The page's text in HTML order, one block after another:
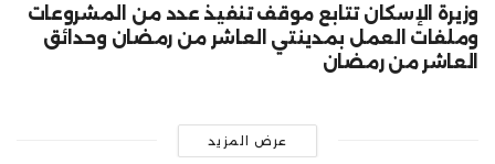
وزيرة الإسكان تتابع موقف تنفيذ عدد من المشروعات
وملفات العمل بمدينتي العاشر من رمضان وحدائق
العاشر من رمضان
عرض المزيد